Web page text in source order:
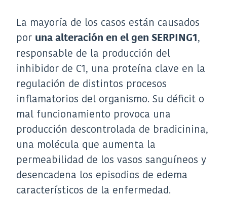
La mayoría de los casos están causados
por una alteración en el gen SERPING1,
responsable de la producción del
inhibidor de C1, una proteína clave en la
regulación de distintos procesos
inflamatorios del organismo. Su déficit o
mal funcionamiento provoca una
producción descontrolada de bradicinina,
una molécula que aumenta la
permeabilidad de los vasos sanguíneos y
desencadena los episodios de edema
característicos de la enfermedad.